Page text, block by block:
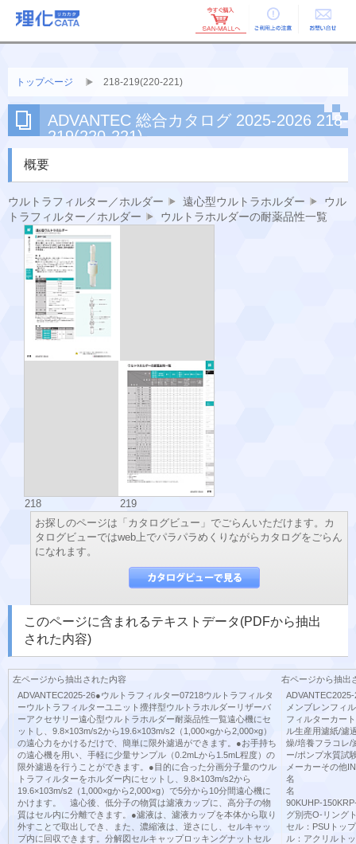
ご利用上の お問い合せ
トップページ 218-219(220-221)
ADVANTEC 総合カタログ 2025-2026 218-
219(220-221)
概要
ウルトラフィルター／ホルダー 遠心型ウルトラホルダー
ウル
トラフィルター／ホルダー
ウルトラホルダーの耐薬品性一覧
218
219
お探しのページは「カタログビュー」でごらんいただけます。カ
タログビューではweb上でパラパラめくりながらカタログをごらん
になれます。
このページに含まれるテキストデータ(PDFから抽出
された内容)
左ページから抽出された内容
ADVANTEC2025-26●ウルトラフィルター07218ウルトラフィルタ
ーウルトラフィルターユニット攪拌型ウルトラホルダーリザーバ
ーアクセサリー遠心型ウルトラホルダー耐薬品性一覧遠心機にセ
ットし、9.8×103m/s2から19.6×103m/s2（1,000×gから2,000×g）
の遠心力をかけるだけで、簡単に限外濾過ができます。●お手持ち
の遠心機を用い、手軽に少量サンプル（0.2mLから1.5mL程度）の
限外濾過を行うことができます。●目的に合った分画分子量のウル
トラフィルターをホルダー内にセットし、9.8×103m/s2から
19.6×103m/s2（1,000×gから2,000×g）で5分から10分間遠心機に
かけます。 遠心後、低分子の物質は濾液カップに、高分子の物
質はセル内に分離できます。●濾液は、濾液カップを本体から取り
外すことで取出しでき、また、濃縮液は、逆さにし、セルキャッ
プ内に回収できます。分解図セルキャップロッキングナットセル
右ページから抽出
メンブレンフィ
フィルターカー
ル生産用濾紙/濾
燥/培養フラコレ/
ー/ポンプ水質試
メーカ
名 材
名 UHP-
90KUHP-
グ別売O-リング
セル：PSUトッ
ル：アクリルト